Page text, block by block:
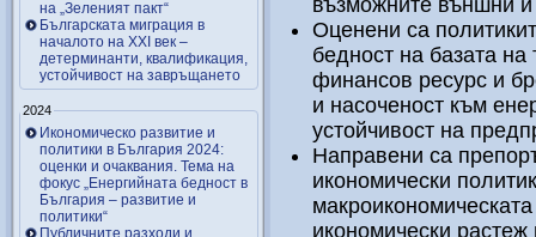
на „Зеленият пакт“
Българската миграция в
началото на ХХІ век –
детерминанти, квалификация,
устойчивост на завръщането
2024
Икономическо развитие и
политики в България 2024:
оценки и очаквания. Тема на
фокус „Енергийната бедност в
България – развитие и
политики“
Публичните разходи и
възможните външни
Оценени са
бедност на базата
финансов ресурс и
и насоченост към
устойчивост на
Направени са
икономически
икономически